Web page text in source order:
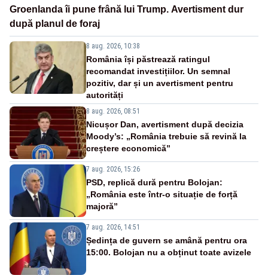
Groenlanda îi pune frână lui Trump. Avertisment dur
după planul de foraj
8 aug. 2026, 10:38
România își păstrează ratingul
recomandat investițiilor. Un semnal
pozitiv, dar și un avertisment pentru
autorități
8 aug. 2026, 08:51
Nicușor Dan, avertisment după decizia
Moody’s: „România trebuie să revină la
creștere economică”
7 aug. 2026, 15:26
PSD, replică dură pentru Bolojan:
„România este într-o situație de forță
majoră”
7 aug. 2026, 14:51
Ședința de guvern se amână pentru ora
15:00. Bolojan nu a obținut toate avizele